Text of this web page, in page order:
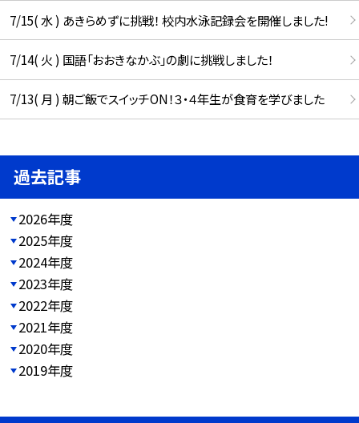
7/15( 水 ) あきらめずに挑戦！ 校内水泳記録会を開催しました!
7/14( 火 ) 国語「おおきなかぶ」の劇に挑戦しました！
7/13( 月 ) 朝ご飯でスイッチON！３・４年生が食育を学びました
過去記事
2026年度
2025年度
2024年度
2023年度
2022年度
2021年度
2020年度
2019年度